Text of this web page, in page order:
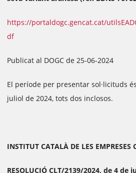
https://portaldogc.gencat.cat/
df
Publicat al DOGC de 25-06-2024
El període per presentar sol·licituds
juliol de 2024, tots dos inclosos.
INSTITUT CATALÀ DE LES EMPRESES
RESOLUCIÓ CLT/2139/2024, de 4